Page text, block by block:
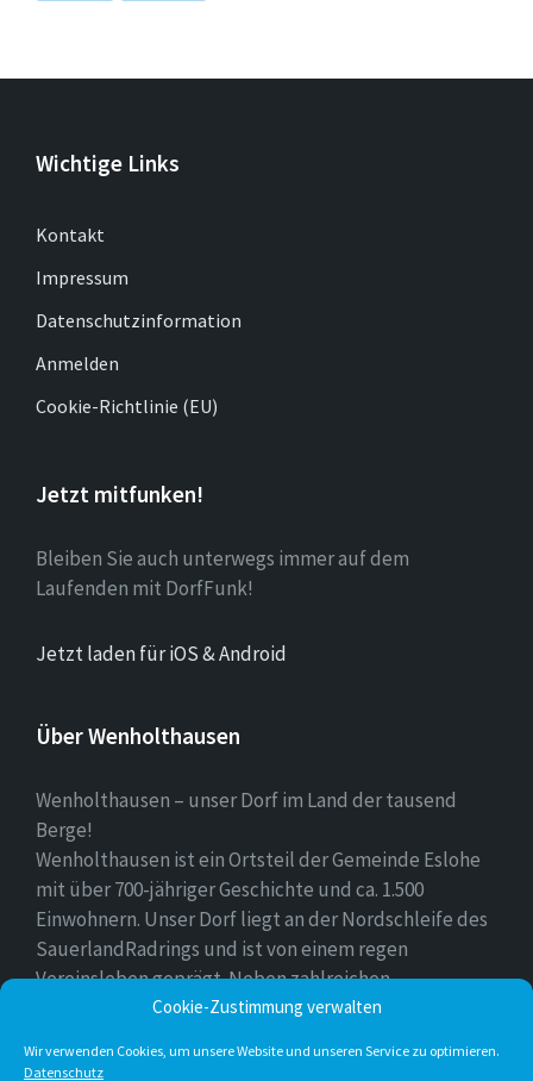
Cookie-Zustimmung verwalten
Wir verwenden Cookies, um unsere Website und unseren Service zu optimieren.
Datenschutz
Wichtige Links
Kontakt
Impressum
Datenschutzinformation
Anmelden
Cookie-Richtlinie (EU)
Jetzt mitfunken!
Bleiben Sie auch unterwegs immer auf dem
Laufenden mit DorfFunk!
Jetzt laden für iOS & Android
Über Wenholthausen
Wenholthausen – unser Dorf im Land der tausend
Berge!
Wenholthausen ist ein Ortsteil der Gemeinde Eslohe
mit über 700-jähriger Geschichte und ca. 1.500
Einwohnern. Unser Dorf liegt an der Nordschleife des
SauerlandRadrings und ist von einem regen
Vereinsleben geprägt. Neben zahlreichen
Freizeitmöglichkeiten ist unser Ort für sein